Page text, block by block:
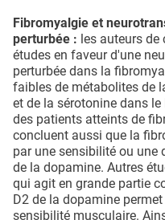
Fibromyalgie et
perturbée : les auteurs
études en faveur d'une
perturbée dans la
faibles de métabolites de
et de la sérotonine dans
des patients atteints de
concluent aussi que la
par une sensibilité ou une
de la dopamine. Autres
qui agit en grande partie
D2 de la dopamine
sensibilité musculaire.